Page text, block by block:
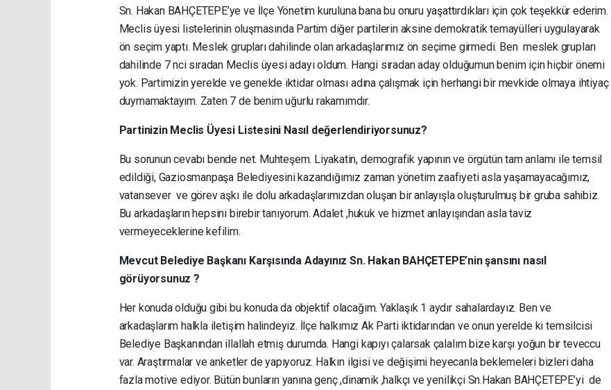
Sn. Hakan BAHÇETEPE’ye ve İlçe Yönetim kuruluna bana bu onuru yaşattırdıkları için çok teşekkür ederim.
Meclis üyesi listelerinin oluşmasında Partim diğer partilerin aksine demokratik temayülleri uygulayarak
ön seçim yaptı. Meslek grupları dahilinde olan arkadaşlarımız ön seçime girmedi. Ben meslek grupları
dahilinde 7 nci sıradan Meclis üyesi adayı oldum. Hangi sıradan aday olduğumun benim için hiçbir önemi
yok. Partimizin yerelde ve genelde iktidar olması adına çalışmak için herhangi bir mevkide olmaya ihtiyaç
duymamaktayım. Zaten 7 de benim uğurlu rakamımdır.
Partinizin Meclis Üyesi Listesini Nasıl değerlendiriyorsunuz?
Bu sorunun cevabı bende net. Muhteşem. Liyakatin, demografik yapının ve örgütün tam anlamı ile temsil
edildiği, Gaziosmanpaşa Belediyesini kazandığımız zaman yönetim zaafiyeti asla yaşamayacağımız,
vatansever ve görev aşkı ile dolu arkadaşlarımızdan oluşan bir anlayışla oluşturulmuş bir gruba sahibiz.
Bu arkadaşların hepsini birebir tanıyorum. Adalet ,hukuk ve hizmet anlayışından asla taviz
vermeyeceklerine kefilim.
Mevcut Belediye Başkanı Karşısında Adayınız Sn. Hakan BAHÇETEPE’nin şansını nasıl
görüyorsunuz ?
Her konuda olduğu gibi bu konuda da objektif olacağım. Yaklaşık 1 aydır sahalardayız. Ben ve
arkadaşlarım halkla iletişim halindeyiz. İlçe halkımız Ak Parti iktidarından ve onun yerelde ki temsilcisi
Belediye Başkanından illallah etmiş durumda. Hangi kapıyı çalarsak çalalım bize karşı yoğun bir teveccu
var. Araştırmalar ve anketler de yapıyoruz. Halkın ilgisi ve değişimi heyecanla beklemeleri bizleri daha
fazla motive ediyor. Bütün bunların yanına genç ,dinamik ,halkçı ve yenilikçi Sn.Hakan BAHÇETEPE’yi de